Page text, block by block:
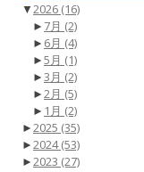
▼2026 (16)
► 7月 (2)
► 6月 (4)
►5月 (1)
►3月 (2)
►2月 (5)
► 1月 (2)
►2025 (35)
►2024(53)
►2023 (27)